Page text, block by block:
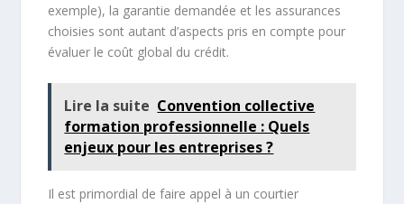
exemple), la garantie demandée et les assurances
choisies sont autant d’aspects pris en compte pour
évaluer le coût global du crédit.
Lire la suite Convention collective
formation professionnelle : Quels
enjeux pour les entreprises ?
Il est primordial de faire appel à un courtier